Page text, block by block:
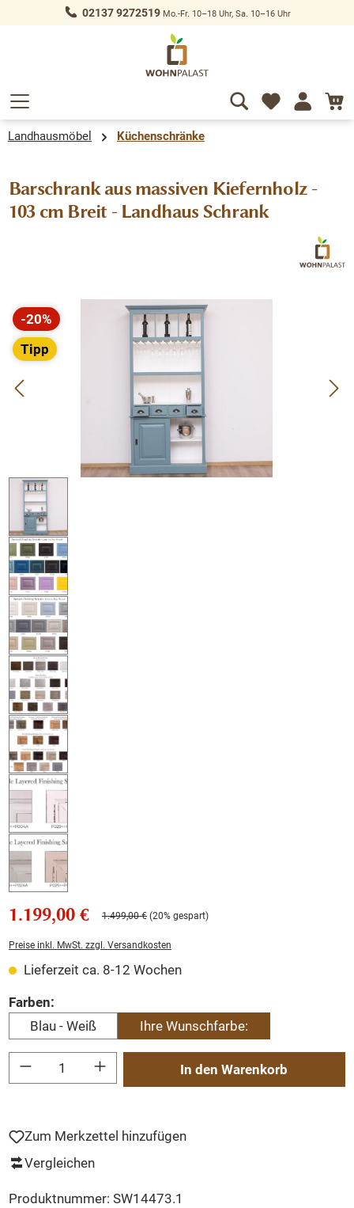
springen 02137 9272519Mo.-Fr. 10–18 Uhr, Sa. 10–16 Uhr
Landhausmöbel Küchenschränke
Barschrank aus massiven Kiefernholz -
103 cm Breit - Landhaus Schrank
Bildergalerie überspringen
-20%
Rabatt
Tipp
1.199,00 € 1.499,00 € (20% gespart)
Preise inkl. MwSt. zzgl. Versandkosten
Lieferzeit ca. 8-12 Wochen
Farben:
Blau - Weiß
Ihre Wunschfarbe:
Produkt Anzahl: Gib den gewünschten Wert ein oder benutze die Schaltflächen
In den Warenkorb
Zum Merkzettel hinzufügen
Vergleichen
Produktnummer: SW14473.1